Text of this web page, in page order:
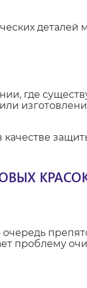
деталей
где
проблему